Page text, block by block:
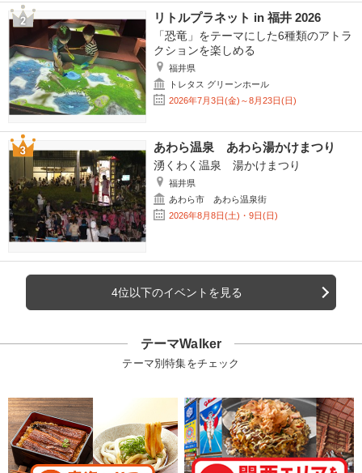
リトルプラネット in 福井 2026
「恐竜」をテーマにした6種類のアトラ
クションを楽しめる
福井県
トレタス グリーンホール
2026年7月3日(金)～8月23日(日)
あわら温泉 あわら湯かけまつり
湧くわく温泉 湯かけまつり
福井県
あわら市 あわら温泉街
2026年8月8日(土)・9日(日)
4位以下のイベントを見る
テーマWalker
テーマ別特集をチェック